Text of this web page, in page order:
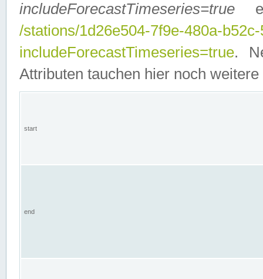
includeForecastTimeseries=true
/stations/1d26e504-7f9e-480a-
includeForecastTimeseries=true.
Attributen tauchen hier noch weitere
start
end